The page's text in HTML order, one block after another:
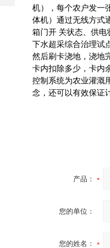
机），每个农户发一
体机）通过无线方式
箱门开 关状态、供电
下水超采综合治理试
然后刷卡浇地，浇地
卡内扣除多少，卡内
控制系统为农业灌溉
念，还可以有效保证
产品：
您的单位：
您的姓名：